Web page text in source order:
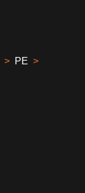
> PE >